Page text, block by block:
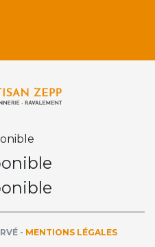
- MENTIONS LÉGALES